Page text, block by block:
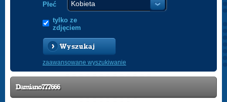
Płeć
tylko ze
zdjęciem
Wyszukaj
zaawansowane wyszukiwanie
Damiano777666